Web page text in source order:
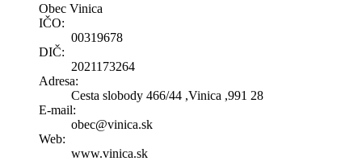
Obec Vinica
IČO:
00319678
DIČ:
2021173264
Adresa:
Cesta slobody 466/44 ,Vinica ,991 28
E-mail:
obec@vinica.sk
Web:
www.vinica.sk